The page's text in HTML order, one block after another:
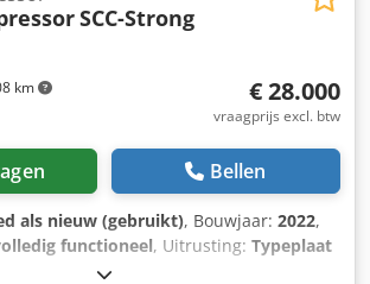
km
SCC-Strong
€ 28.000
vraagprijs excl. btw
Bellen
als nieuw (gebruikt), Bouwjaar: 2022,
functioneel, Uitrusting: Typeplaat
/ handleiding, koeldroger